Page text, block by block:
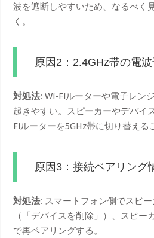
波を遮断しやすいため、なるべく
く。
原因2：2.4GHz帯の電
対処法: Wi-Fiルーターや電子レン
起きやすい。スピーカーやデバイ
Fiルーターを5GHz帯に切り替える
原因3：接続ペアリング
対処法: スマートフォン側でスピ
（「デバイスを削除」）、スピー
で再ペアリングする。